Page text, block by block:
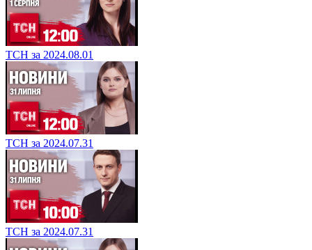
ТСН за 2024.08.01
ТСН за 2024.07.31
ТСН за 2024.07.31